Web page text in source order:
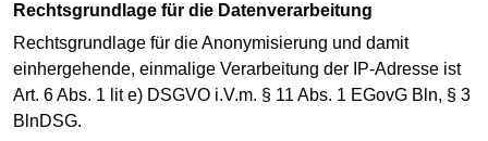
Rechtsgrundlage für die Datenverarbeitung
Rechtsgrundlage für die Anonymisierung und damit
einhergehende, einmalige Verarbeitung der IP-Adresse ist
Art. 6 Abs. 1 lit e) DSGVO i.V.m. § 11 Abs. 1 EGovG Bln, § 3
BlnDSG.